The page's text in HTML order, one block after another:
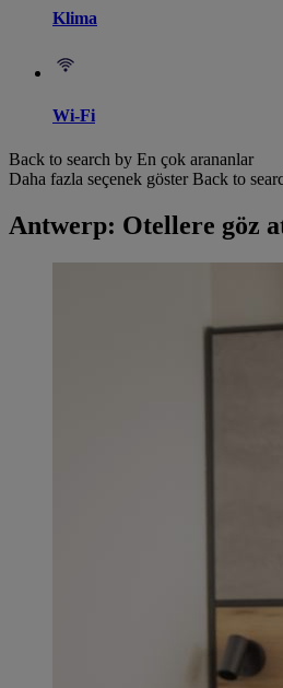
Klima
Wi-Fi
Back to search by En çok arananlar
Daha fazla seçenek göster Back to
Antwerp: Otellere göz